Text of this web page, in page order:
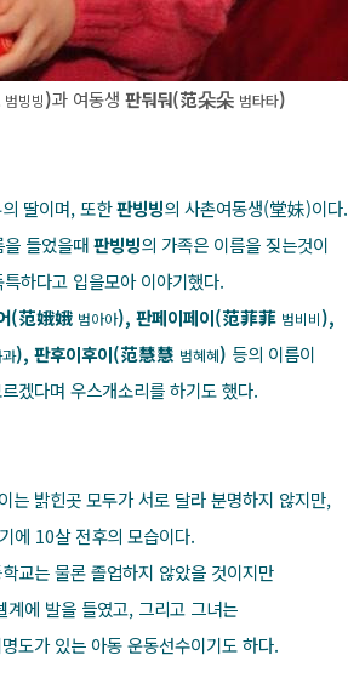
범빙빙)과 여동생 판둬둬(范朵朵 범타타)
딸이며, 또한판빙빙의 사촌여동생(堂妹)이다.
들었을때판빙빙의 가족은 이름을 짖는것이
특하다고 입을모아 이야기했다.
(范娥娥 범아아), 판페이페이(范菲菲 범비비),
), 판후이후이(范慧慧 범혜혜) 등의 이름이
겠다며 우스개소리를 하기도 했다.
는 밝힌곳 모두가 서로 달라 분명하지 않지만,
에 10살 전후의 모습이다.
교는 물론 졸업하지 않았을 것이지만
계에 발을 들였고, 그리고 그녀는
도가 있는 아동 운동선수이기도 하다.